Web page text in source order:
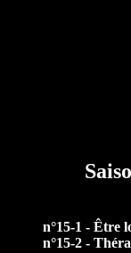
n°15-1 - Être
n°15-2 -